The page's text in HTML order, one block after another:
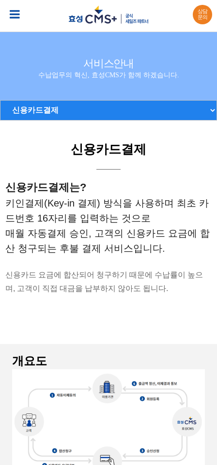
상담
문의
서비스안내
수납업무의 혁신, 효성CMS가 함께 하겠습니다.
신용카드결제
신용카드결제는?
키인결제(Key-in 결제) 방식을 사용하며 최초 카
드번호 16자리를 입력하는 것으로
매월 자동결제 승인, 고객의 신용카드 요금에 합
산 청구되는 후불 결제 서비스입니다.
신용카드 요금에 합산되어 청구하기 때문에 수납률이 높으
며, 고객이 직접 대금을 납부하지 않아도 됩니다.
개요도